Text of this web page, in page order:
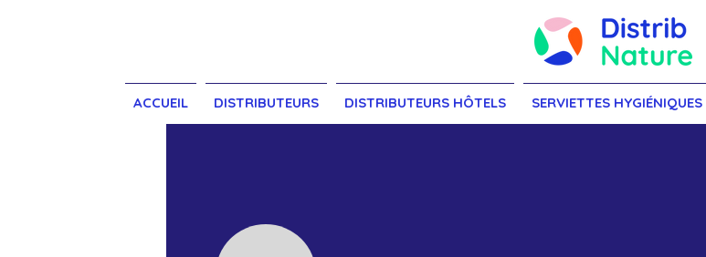
ACCUEIL DISTRIBUTEURS DISTRIBUTEURS HÔTELS SERVIETTES HYGIÉNIQUES